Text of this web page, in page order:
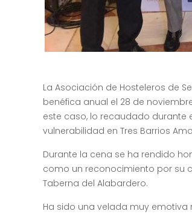
La Asociación de Hosteleros de
benéfica anual el 28 de
este caso, lo recaudado durante
vulnerabilidad en Tres Barrios
Durante la cena se ha rendido
como un reconocimiento por su
Taberna del Alabardero.
Ha sido una velada muy